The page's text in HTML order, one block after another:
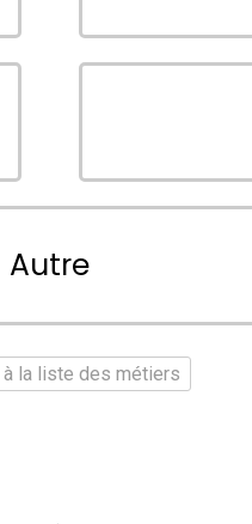
Autre
à la liste des métiers